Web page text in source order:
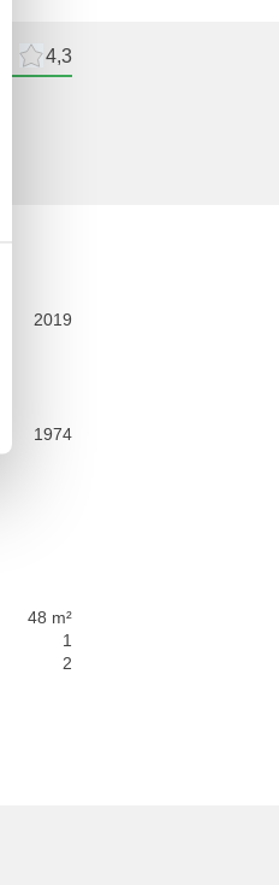
4,3
2019
1974
48 m²
1
2